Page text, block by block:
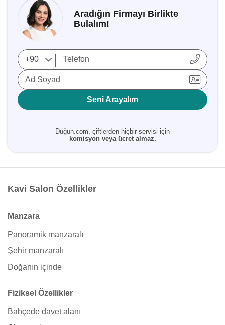
Aradığın Firmayı Birlikte
Bulalım!
Ad Soyad
Seni Arayalım
Düğün.com, çiftlerden hiçbir servisi için
komisyon veya ücret almaz.
Kavi Salon Özellikler
Manzara
Panoramik manzaralı
Şehir manzaralı
Doğanın içinde
Fiziksel Özellikler
Bahçede davet alanı